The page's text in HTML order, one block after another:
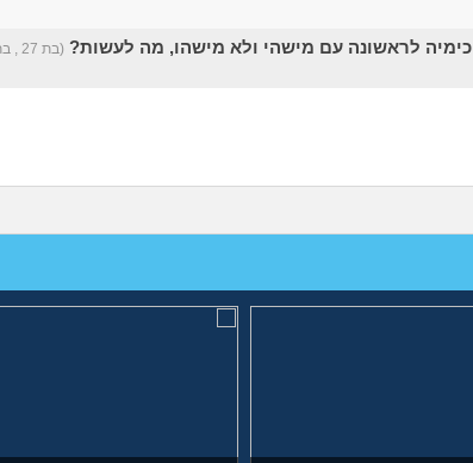
כימיה לראשונה עם מישהי ולא מישהו, מה לעשות? (בת 27 , בת 27)